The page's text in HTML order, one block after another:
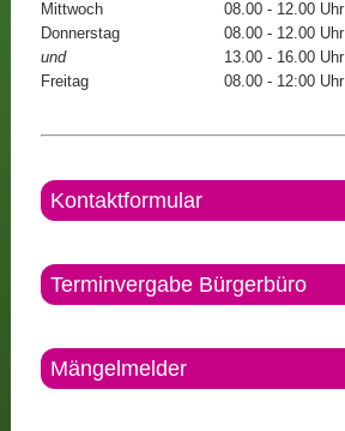
Mittwoch
08.00 - 12.00 Uhr
Donnerstag
08.00 - 12.00 Uhr
und
13.00 - 16.00 Uhr
Freitag
08.00 - 12:00 Uhr
Kontaktformular
Terminvergabe Bürgerbüro
Mängelmelder